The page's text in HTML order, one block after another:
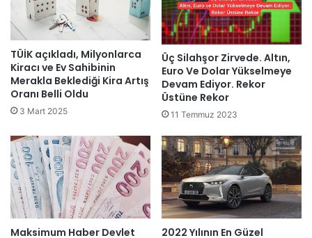
TÜİK açıkladı, Milyonlarca
Kiracı ve Ev Sahibinin
Merakla Beklediği Kira Artış
Oranı Belli Oldu
3 Mart 2025
Üç Silahşor Zirvede. Altın,
Euro Ve Dolar Yükselmeye
Devam Ediyor. Rekor
Üstüne Rekor
11 Temmuz 2023
Maksimum Haber Devlet 2022 Yılının En Güzel